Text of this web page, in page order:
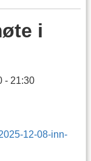
i
- 21:30
12-08-inn-